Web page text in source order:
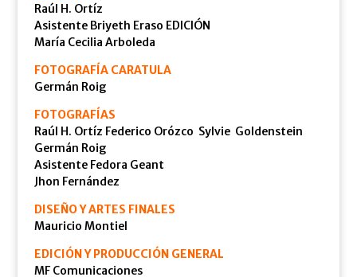
Raúl H. Ortíz
Asistente Briyeth Eraso EDICIÓN
María Cecilia Arboleda
FOTOGRAFÍA CARATULA
Germán Roig
FOTOGRAFÍAS
Raúl H. Ortíz Federico Orózco Sylvie Goldenstein
Germán Roig
Asistente Fedora Geant
Jhon Fernández
DISEÑO Y ARTES FINALES
Mauricio Montiel
EDICIÓN Y PRODUCCIÓN GENERAL
MF Comunicaciones